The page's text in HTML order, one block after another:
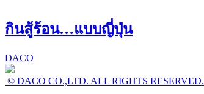
กินสู้ร้อน…แบบญี่ปุ่น
DACO
© DACO CO.,LTD. ALL RIGHTS RESERVED.